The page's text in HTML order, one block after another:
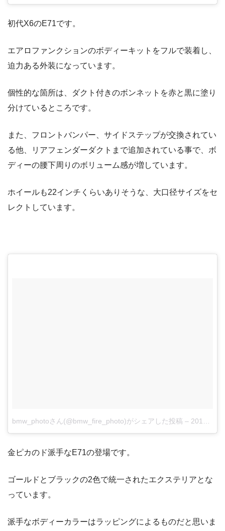
初代X6のE71です。
エアロファンクションのボディーキットをフルで装着し、
迫力ある外装になっています。
個性的な箇所は、ダクト付きのボンネットを赤と黒に塗り
分けているところです。
また、フロントバンパー、サイドステップが交換されてい
る他、リアフェンダーダクトまで追加されている事で、ボ
ディーの腰下周りのボリューム感が増しています。
ホイールも22インチくらいありそうな、大口径サイズをセ
レクトしています。
bmw_photoさん(@bmw_fire_photo)がシェアした投稿 – 2018年 3月月3日午後12時54分PST
金ピカのド派手なE71の登場です。
ゴールドとブラックの2色で統一されたエクステリアとな
っています。
派手なボディーカラーはラッピングによるものだと思いま